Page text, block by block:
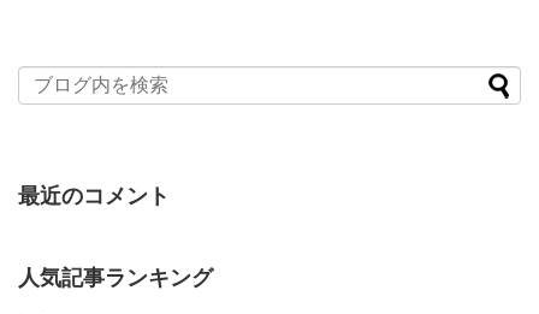
最近のコメント
人気記事ランキング